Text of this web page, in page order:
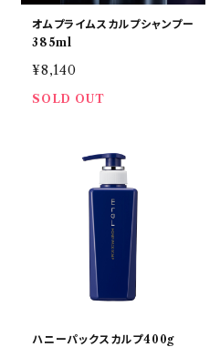
オムプライムスカルプシャンプー
385ml
¥8,140
SOLD OUT
ハニーパックスカルプ400g